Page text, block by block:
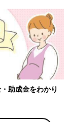
助成金をわかり